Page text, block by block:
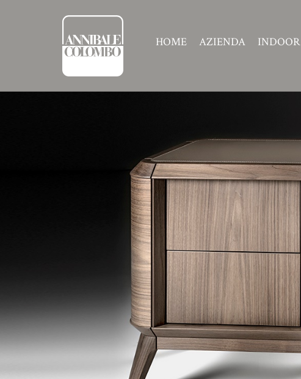
HOME AZIENDA INDOOR